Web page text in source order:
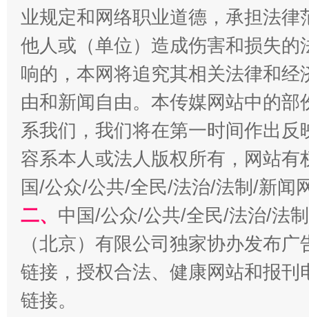
千年窑火 生生不息 一
揭开“小金库”的免责幌子
业规定和网络职业道德，承担法
他人或（单位）造成伤害和损失
响的，本网将追究其相关法律和
由和新闻自由。本传媒网站中的
系我们，我们将在第一时间作出
容系本人或法人版权所有，网站
国/公众/公共/全民/法治/法制/新闻
二、 中国/公众/公共/全民/法治/法
（北京）有限公司独家协办发布
链接，授权合法、健康网站和报
链接。